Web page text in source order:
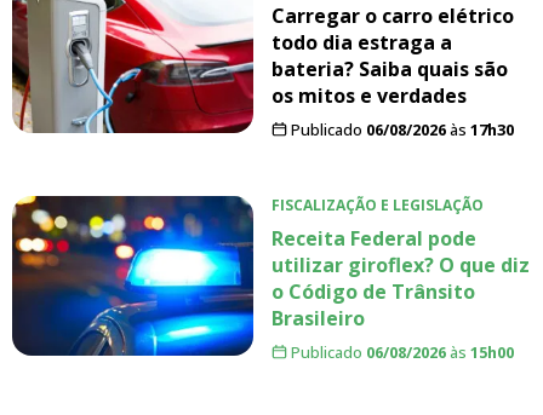
Carregar o carro elétrico
todo dia estraga a
bateria? Saiba quais são
os mitos e verdades
Publicado 06/08/2026às 17h30
FISCALIZAÇÃO E LEGISLAÇÃO
Receita Federal pode
utilizar giroflex? O que diz
o Código de Trânsito
Brasileiro
Publicado 06/08/2026às 15h00